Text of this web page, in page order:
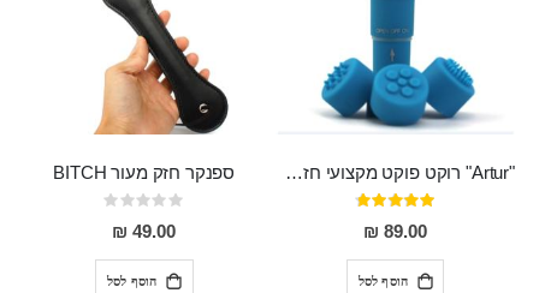
"Artur" רוקט פוקט מקצועי חזק במיוחד
דירוג:
95%
89.00 ₪
הוסף לסל
ספנקר חזק מעור BITCH
Rating:
0%
49.00 ₪
הוסף לסל